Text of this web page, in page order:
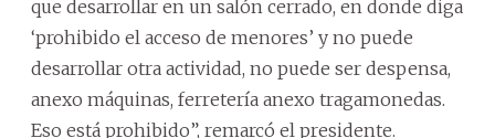
que desarrollar en un salón cerrado, en donde diga
‘prohibido el acceso de menores’ y no puede
desarrollar otra actividad, no puede ser despensa,
anexo máquinas, ferretería anexo tragamonedas.
Eso está prohibido”, remarcó el presidente.